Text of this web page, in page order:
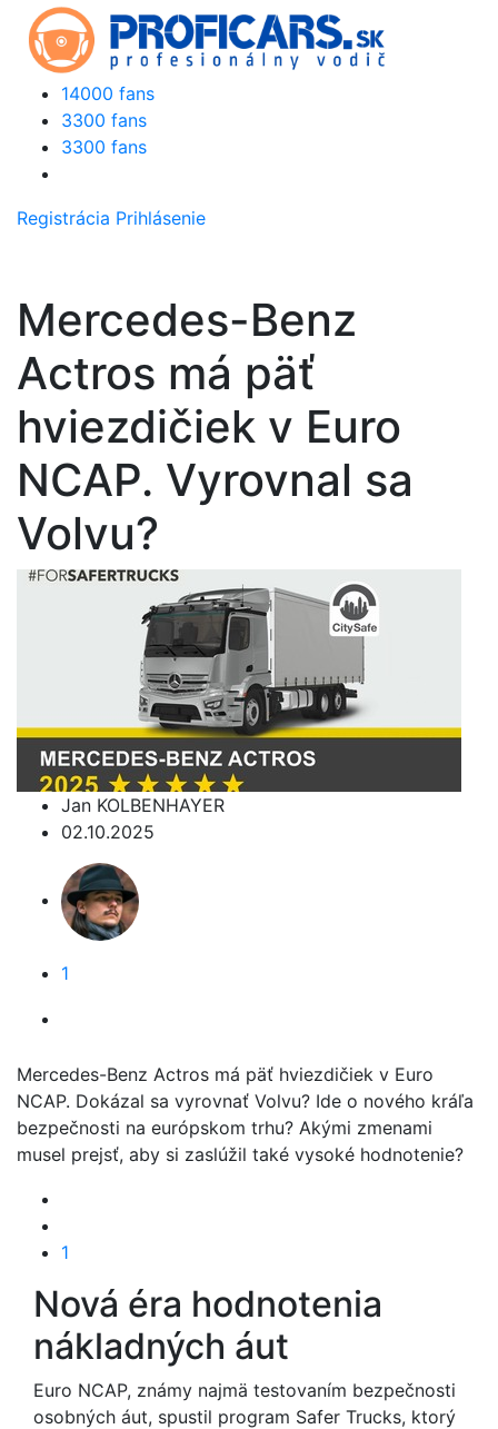
14000 fans
3300 fans
3300 fans
Registrácia Prihlásenie
Mercedes-Benz
Actros má päť
hviezdičiek v Euro
NCAP. Vyrovnal sa
Volvu?
Jan KOLBENHAYER
02.10.2025
1
Mercedes-Benz Actros má päť hviezdičiek v Euro
NCAP. Dokázal sa vyrovnať Volvu? Ide o nového kráľa
bezpečnosti na európskom trhu? Akými zmenami
musel prejsť, aby si zaslúžil také vysoké hodnotenie?
1
Nová éra hodnotenia
nákladných áut
Euro NCAP, známy najmä testovaním bezpečnosti
osobných áut, spustil program Safer Trucks, ktorý